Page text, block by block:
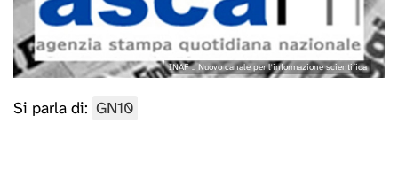
INAF :: Nuovo canale per l'informazione scientifica
Si parla di: GN10